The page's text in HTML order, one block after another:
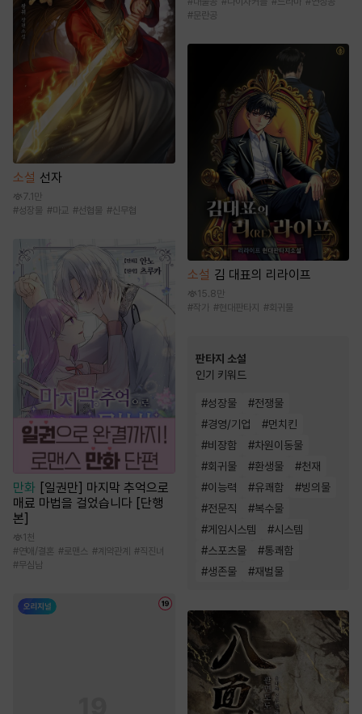
소설 선자
7.1만
#성장물 #마교 #선협물 #신무협
만화 [일권만] 마지막 추억으로
매료 마법을 걸었습니다 [단행
본]
1천
#연애/결혼 #로맨스 # 계약관계 #직진녀
#무심남
#문란공
소설 김 대표의 리라이프
15.8만
#작가 #현대판타지 #회귀물
판타지 소설
인기 키워드
#성장물 #전쟁물
#경영/기업 #먼치킨
#비장함 #차원이동물
#회귀물 #환생물 #천재
#이능력 #유쾌함 #빙의물
#전문직 #복수물
#게임시스템 #시스템
#스포츠물 #통쾌함
#생존물 #재벌물